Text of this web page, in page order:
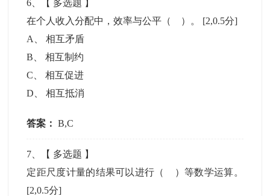
6 、【 多选题 】
在个人收入分配中，效率与公平（ ）。 [2,0.5分]
A
、相互矛盾
B 、相互制约
C 、相互促进
D 、相互抵消
答案： B,C
7 、【 多选题 】
定距尺度计量的结果可以进行（ ）等数学运算。
[2,0.5分]